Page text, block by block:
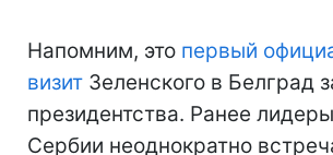
Напомним, это первый
визит Зеленского в Белград
президентства. Ранее
Сербии неоднократно